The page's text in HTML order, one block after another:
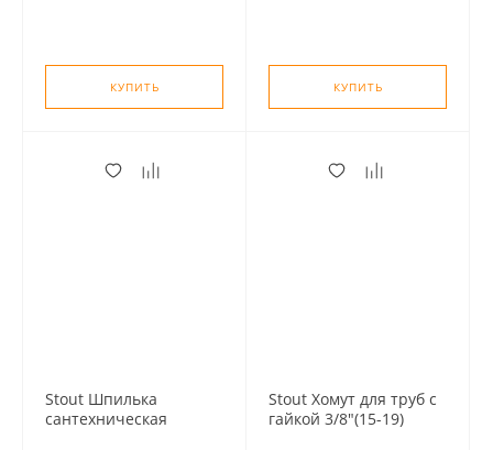
КУПИТЬ КУПИТЬ
Stout Шпилька
сантехническая
Stout Хомут для труб с
гайкой 3/8"(15-19)